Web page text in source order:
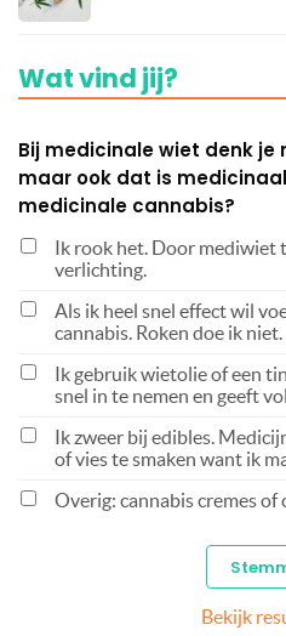
Wat vind jij?
Bij medicinale wiet denk je
maar ook dat is
medicinale cannabis?
Ik rook het. Door mediwiet
verlichting.
Als ik heel snel effect wil
cannabis. Roken doe ik niet.
Ik gebruik wietolie of een
snel in te nemen en geeft
Ik zweer bij edibles.
of vies te smaken want ik
Overig: cannabis cremes of
Bekijk